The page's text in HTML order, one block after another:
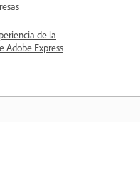
de la
Adobe Express